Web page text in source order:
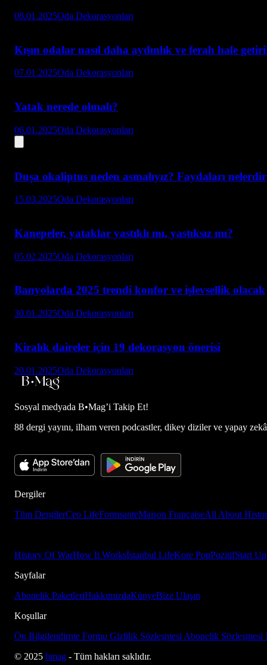
08.01.2025Oda Dekorasyonları
Kışın odalar nasıl daha aydınlık ve ferah hale
07.01.2025Oda Dekorasyonları
Yatak nerede olmalı?
06.01.2025Oda Dekorasyonları
Duşa okaliptus neden asmalıyız? Faydaları
15.03.2025Oda Dekorasyonları
Kanepeler, yataklar yastıklı mı, yastıksız mı?
05.02.2025Oda Dekorasyonları
Banyolarda 2025 trendi konfor ve işlevsellik olacak
30.01.2025Oda Dekorasyonları
Kiralık daireler için 19 dekorasyon önerisi
20.01.2025Oda Dekorasyonları
Sosyal medyada B•Mag’i Takip Et!
88 dergi yayını, ilham veren podcastler, dikey diziler ve yapay
Dergiler
Tüm DergilerCeo LifeFormsanteMaison FrançaiseAll About
History Of WarHow It Worksİstanbul LifeKore PopPozitifStart Up
Sayfalar
Abonelik PaketleriHakkımızdaKünyeBize Ulaşın
Koşullar
Ön Bilgilendirme Formu Gizlilik Sözleşmesi Abonelik Sözleşmesi
© 2025 bmag - Tüm hakları saklıdır.